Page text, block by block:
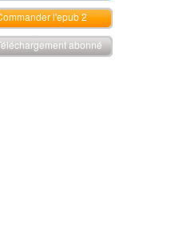
l'epub 2
abonné